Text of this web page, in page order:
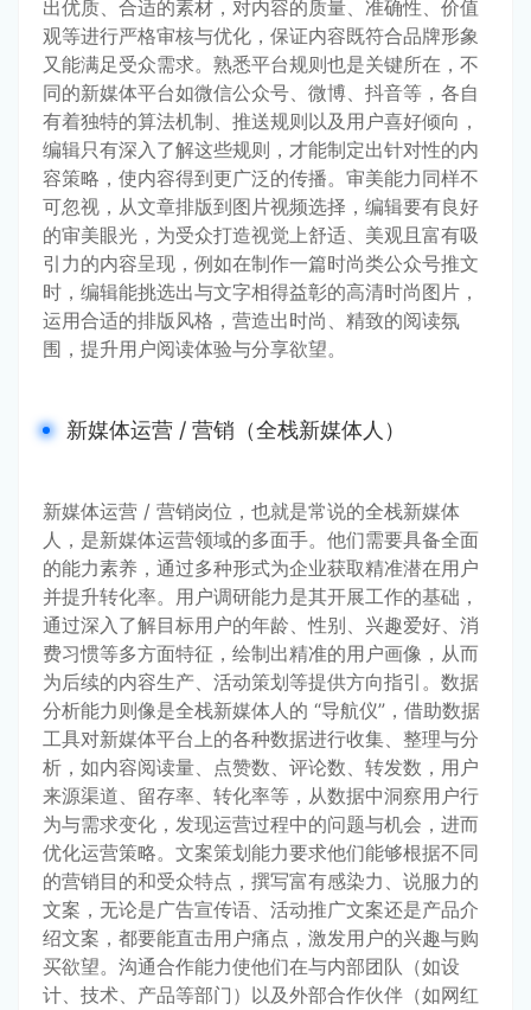
出优质、合适的素材，对内容的质量、准确性、价值
观等进行严格审核与优化，保证内容既符合品牌形象
又能满足受众需求。熟悉平台规则也是关键所在，不
同的新媒体平台如微信公众号、微博、抖音等，各自
有着独特的算法机制、推送规则以及用户喜好倾向，
编辑只有深入了解这些规则，才能制定出针对性的内
容策略，使内容得到更广泛的传播。审美能力同样不
可忽视，从文章排版到图片视频选择，编辑要有良好
的审美眼光，为受众打造视觉上舒适、美观且富有吸
引力的内容呈现，例如在制作一篇时尚类公众号推文
时，编辑能挑选出与文字相得益彰的高清时尚图片，
运用合适的排版风格，营造出时尚、精致的阅读氛
围，提升用户阅读体验与分享欲望。
新媒体运营 / 营销（全栈新媒体人）
新媒体运营 / 营销岗位，也就是常说的全栈新媒体
人，是新媒体运营领域的多面手。他们需要具备全面
的能力素养，通过多种形式为企业获取精准潜在用户
并提升转化率。用户调研能力是其开展工作的基础，
通过深入了解目标用户的年龄、性别、兴趣爱好、消
费习惯等多方面特征，绘制出精准的用户画像，从而
为后续的内容生产、活动策划等提供方向指引。数据
分析能力则像是全栈新媒体人的 “导航仪”，借助数据
工具对新媒体平台上的各种数据进行收集、整理与分
析，如内容阅读量、点赞数、评论数、转发数，用户
来源渠道、留存率、转化率等，从数据中洞察用户行
为与需求变化，发现运营过程中的问题与机会，进而
优化运营策略。文案策划能力要求他们能够根据不同
的营销目的和受众特点，撰写富有感染力、说服力的
文案，无论是广告宣传语、活动推广文案还是产品介
绍文案，都要能直击用户痛点，激发用户的兴趣与购
买欲望。沟通合作能力使他们在与内部团队（如设
计、技术、产品等部门）以及外部合作伙伴（如网红